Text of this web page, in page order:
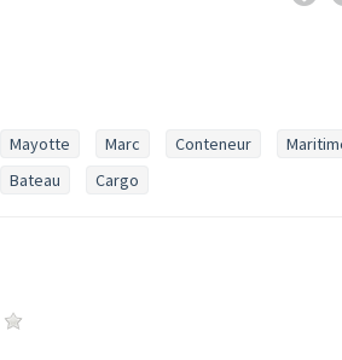
Mayotte Marc Conteneur
Bateau Cargo